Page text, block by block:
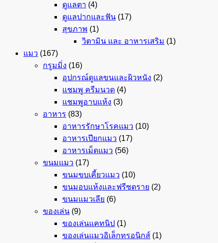
ดูแลตา (4)
ดูแลปากและฟัน (17)
สุขภาพ (1)
วิตามิน และ อาหารเสริม (1)
แมว (167)
กรูมมิ่ง (16)
อุปกรณ์ดูแลขนและผิวหนัง (2)
แชมพู ครีมนวด (4)
แชมพูอาบแห้ง (3)
อาหาร (83)
อาหารรักษาโรคแมว (10)
อาหารเปียกแมว (17)
อาหารเม็ดแมว (56)
ขนมแมว (17)
ขนมขบเคี้ยวแมว (10)
ขนมอบแห้งและฟรีซดราย (2)
ขนมแมวเลีย (6)
ของเล่น (9)
ของเล่นแคทนิป (1)
ของเล่นแมวอิเล็กทรอนิกส์ (1)